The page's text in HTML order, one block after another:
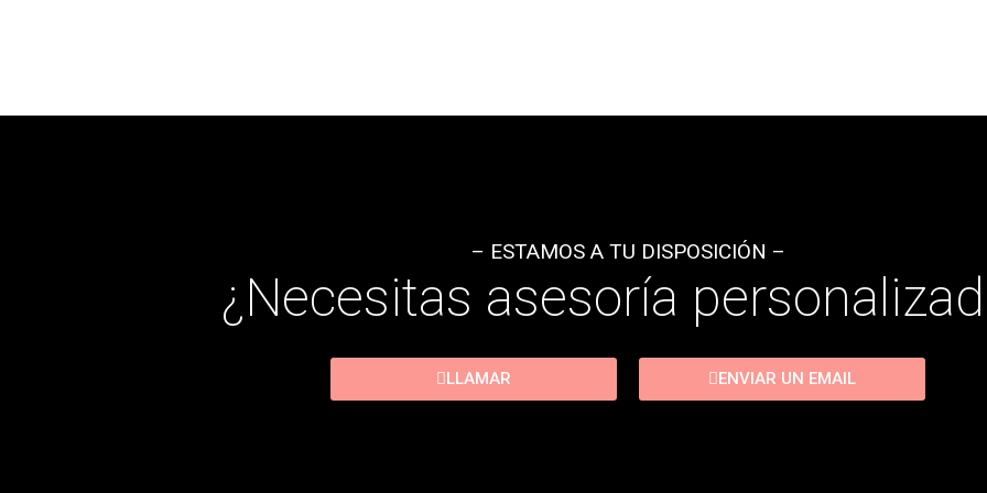
– ESTAMOS A TU DISPOSICIÓN –
¿Necesitas asesoría
LLAMAR ENVIAR UN EMAIL